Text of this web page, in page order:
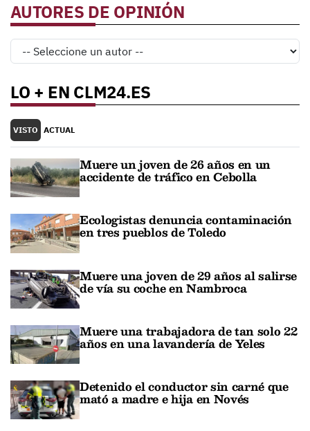
AUTORES DE OPINIÓN
LO + EN CLM24.ES
VISTO ACTUAL
Muere un joven de 26 años en un
accidente de tráfico en Cebolla
Ecologistas denuncia contaminación
en tres pueblos de Toledo
Muere una joven de 29 años al salirse
de vía su coche en Nambroca
Muere una trabajadora de tan solo 22
años en una lavandería de Yeles
Detenido el conductor sin carné que
mató a madre e hija en Novés